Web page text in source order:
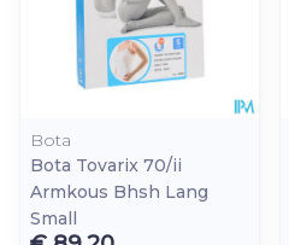
Bota
Bota Tovarix 70/ii
Armkous Bhsh Lang
Small